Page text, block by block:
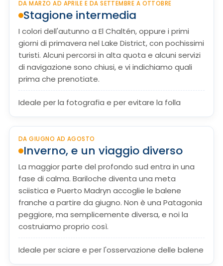
DA MARZO AD APRILE E DA SETTEMBRE A OTTOBRE
Stagione intermedia
I colori dell'autunno a El Chaltén, oppure i primi
giorni di primavera nel Lake District, con pochissimi
turisti. Alcuni percorsi in alta quota e alcuni servizi
di navigazione sono chiusi, e vi indichiamo quali
prima che prenotiate.
Ideale per la fotografia e per evitare la folla
DA GIUGNO AD AGOSTO
Inverno, e un viaggio diverso
La maggior parte del profondo sud entra in una
fase di calma. Bariloche diventa una meta
sciistica e Puerto Madryn accoglie le balene
franche a partire da giugno. Non è una Patagonia
peggiore, ma semplicemente diversa, e noi la
costruiamo proprio così.
Ideale per sciare e per l'osservazione delle balene